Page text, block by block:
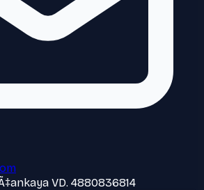
VD. 4880836814